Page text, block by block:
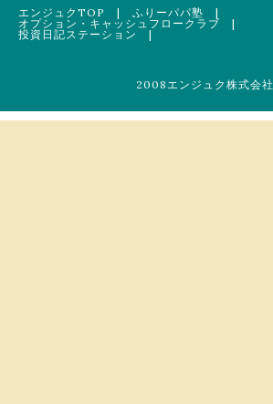
エンジュクTOP
| ふりーパパ塾 |
オプション・キャッシュフロークラブ |
投資日記ステーション
|
2008エンジュク株式会社